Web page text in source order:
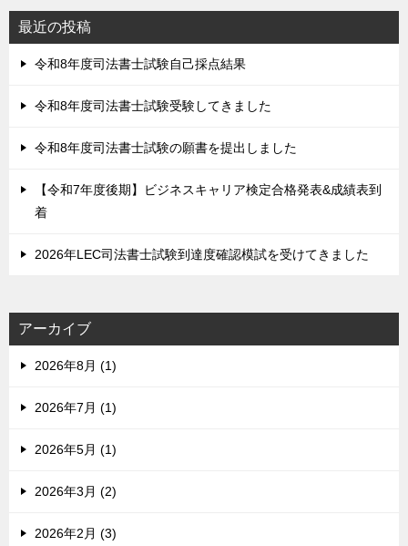
最近の投稿
令和8年度司法書士試験自己採点結果
令和8年度司法書士試験受験してきました
令和8年度司法書士試験の願書を提出しました
【令和7年度後期】ビジネスキャリア検定合格発表&成績表到
着
2026年LEC司法書士試験到達度確認模試を受けてきました
アーカイブ
2026年8月 (1)
2026年7月 (1)
2026年5月 (1)
2026年3月 (2)
2026年2月 (3)